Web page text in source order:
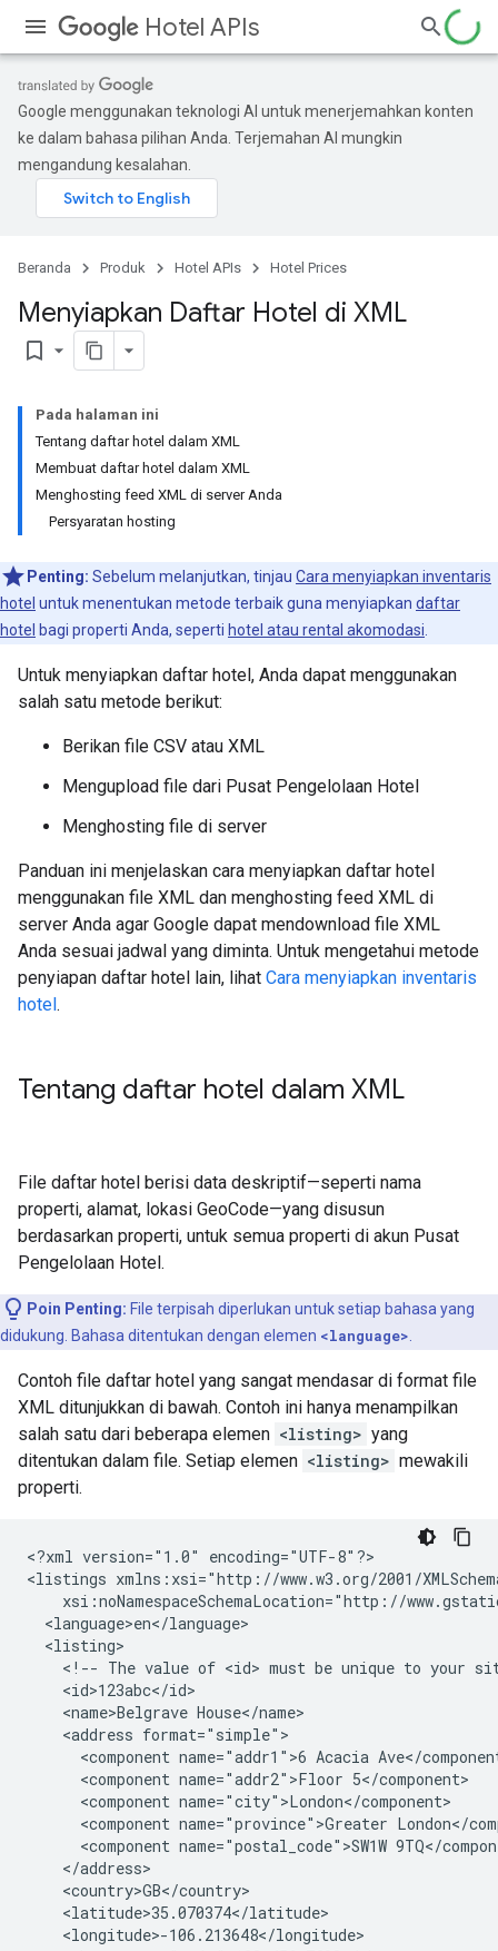
Hotel APIs
Google menggunakan teknologi AI untuk menerjemahkan konten
ke dalam bahasa pilihan Anda. Terjemahan AI mungkin
mengandung kesalahan.
Beranda Produk Hotel APIs Hotel Prices
Menyiapkan Daftar Hotel di XML
bookmark_border
Pada halaman ini
Tentang daftar hotel dalam XML
Membuat daftar hotel dalam XML
Menghosting feed XML di server Anda
Persyaratan hosting
Penting: Sebelum melanjutkan, tinjau Cara menyiapkan inventaris
hotel untuk menentukan metode terbaik guna menyiapkan daftar
hotel bagi properti Anda, seperti hotel atau rental akomodasi
Untuk menyiapkan daftar hotel, Anda dapat menggunakan
salah satu metode berikut:
Berikan file CSV atau XML
Mengupload file dari Pusat Pengelolaan Hotel
Menghosting file di server
Panduan ini menjelaskan cara menyiapkan daftar hotel
menggunakan file XML dan menghosting feed XML di
server Anda agar Google dapat mendownload file XML
Anda sesuai jadwal yang diminta. Untuk mengetahui metode
penyiapan daftar hotel lain, lihat Cara menyiapkan inventaris
hotel.
Tentang daftar hotel dalam XML
File daftar hotel berisi data deskriptif—seperti nama
properti, alamat, lokasi GeoCode—yang disusun
berdasarkan properti, untuk semua properti di akun Pusat
Pengelolaan Hotel.
Poin Penting: File terpisah diperlukan untuk setiap bahasa yang
didukung. Bahasa ditentukan dengan elemen <language>
Contoh file daftar hotel yang sangat mendasar di format file
XML ditunjukkan di bawah. Contoh ini hanya menampilkan
salah satu dari beberapa elemen <listing> yang
ditentukan dalam file. Setiap elemen <listing> mewakili
properti.
<?xml version="1.0"
encoding="UTF-8"?>
<listings
<!-- The value of <id> must be unique to your
<name>Belgrave
<address
<component name="addr1">6 Acacia
<component name="addr2">Floor
<component
<component name="province">Greater
<component name="postal_code">SW1W